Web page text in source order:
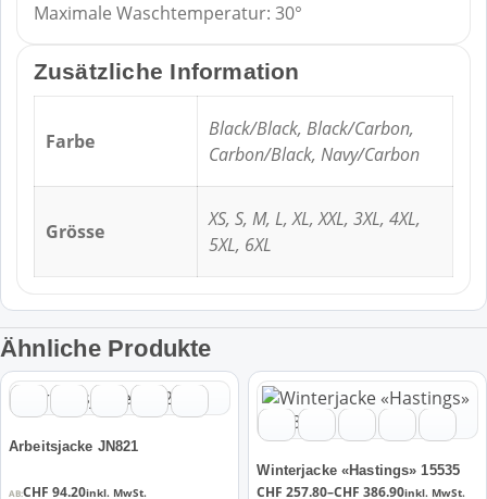
Maximale Waschtemperatur: 30°
Zusätzliche Information
Farbe
Black/Black, Black/Carbon,
Carbon/Black, Navy/Carbon
Grösse
XS, S, M, L, XL, XXL, 3XL, 4XL,
5XL, 6XL
Ähnliche Produkte
Arbeitsjacke JN821
AB:CHF 94.20inkl. MwSt.
Dieses
Produkt
weist
mehrere
Varianten
Winterjacke «Hastings» 15535
CHF 257.80–CHF 386.90
Preisspanne:
inkl. MwSt.
Dieses
Produkt
weist
mehrere
Varianten